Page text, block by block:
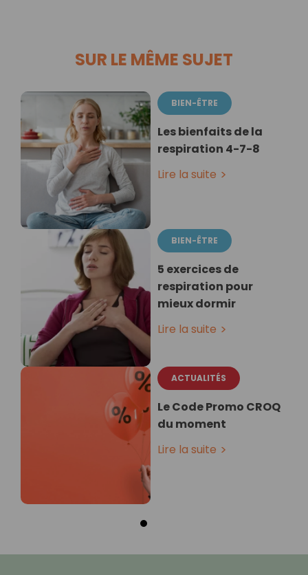
SUR LE MÊME SUJET
BIEN-ÊTRE
Les bienfaits de la
respiration 4-7-8
Lire la suite
BIEN-ÊTRE
5 exercices de
respiration pour
mieux dormir
Lire la suite
ACTUALITÉS
Le Code Promo CROQ
du moment
Lire la suite